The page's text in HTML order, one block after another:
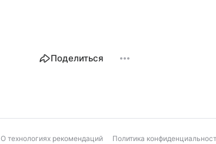
Поделиться
О технологиях рекомендаций Политика